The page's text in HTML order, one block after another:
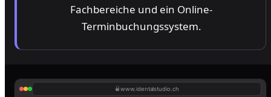
Fachbereiche und ein Online-
Terminbuchungssystem.
www.identalstudio.ch